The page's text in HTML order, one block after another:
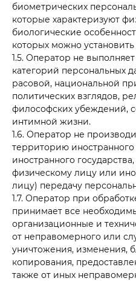
биометрических
которые характеризуют
биологические
которых можно установить
1.5. Оператор не
категорий персональных
расовой, национальной
политических взглядов,
философских убеждений,
интимной жизни.
1.6. Оператор не
территорию иностранного
иностранного
физическому лицу или
лицу) передачу
1.7. Оператор при
принимает все
организационные и
от неправомерного или
уничтожения, изменения,
копирования,
также от иных